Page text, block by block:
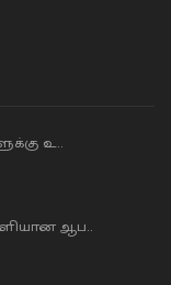
உ..
ஆப..